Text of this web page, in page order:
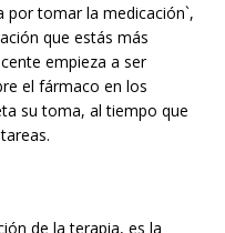
por tomar la medicación`,
que estás más
empieza a ser
el fármaco en los
su toma, al tiempo que
de la terapia, es la